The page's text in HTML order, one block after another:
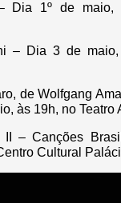
Dia 1º de maio,
– Dia 3 de
de Wolfgang
às 19h, no Teatro
II – Canções
Cultural